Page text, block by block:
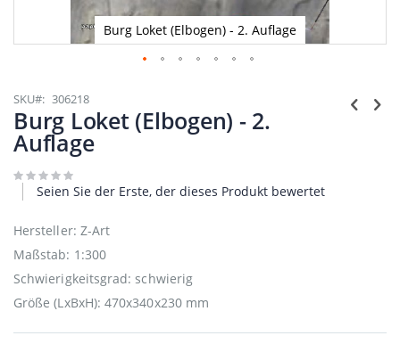
Burg Loket (Elbogen) - 2. Auflage
Anfang
der
Bildgalerie
springen
SKU 306218
Burg Loket (Elbogen) - 2.
Auflage
Seien Sie der Erste, der dieses Produkt bewertet
Hersteller: Z-Art
Maßstab: 1:300
Schwierigkeitsgrad: schwierig
Größe (LxBxH): 470x340x230 mm